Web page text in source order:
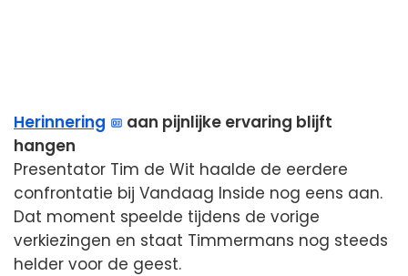
Herinnering
aan pijnlijke ervaring blijft
hangen
Presentator Tim de Wit haalde de eerdere
confrontatie bij Vandaag Inside nog eens aan.
Dat moment speelde tijdens de vorige
verkiezingen en staat Timmermans nog steeds
helder voor de geest.